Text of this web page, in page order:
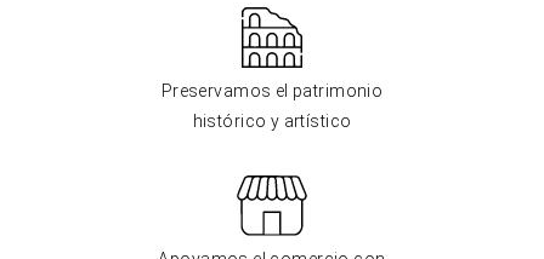
Preservamos el patrimonio
histórico y artístico